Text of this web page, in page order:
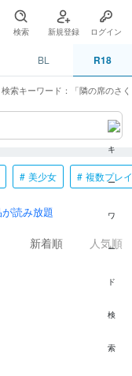
検索 新規登録 ログイン
BL R18
検索キーワード：「隣の席のさ
美少女 複数プレイ
新着順 人気順